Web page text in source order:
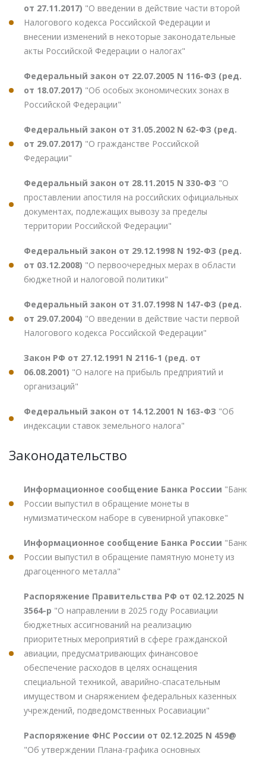
от 27.11.2017) "О введении в действие части второй
Налогового кодекса Российской Федерации и
внесении изменений в некоторые законодательные
акты Российской Федерации о налогах"
Федеральный закон от 22.07.2005 N 116-ФЗ (ред.
от 18.07.2017) "Об особых экономических зонах в
Российской Федерации"
Федеральный закон от 31.05.2002 N 62-ФЗ (ред.
от 29.07.2017) "О гражданстве Российской
Федерации"
Федеральный закон от 28.11.2015 N 330-ФЗ "О
проставлении апостиля на российских официальных
документах, подлежащих вывозу за пределы
территории Российской Федерации"
Федеральный закон от 29.12.1998 N 192-ФЗ (ред.
от 03.12.2008) "О первоочередных мерах в области
бюджетной и налоговой политики"
Федеральный закон от 31.07.1998 N 147-ФЗ (ред.
от 29.07.2004) "О введении в действие части первой
Налогового кодекса Российской Федерации"
Закон РФ от 27.12.1991 N 2116-1 (ред. от
06.08.2001) "О налоге на прибыль предприятий и
организаций"
Федеральный закон от 14.12.2001 N 163-ФЗ "Об
индексации ставок земельного налога"
Законодательство
Информационное сообщение Банка России "Банк
России выпустил в обращение монеты в
нумизматическом наборе в сувенирной упаковке"
Информационное сообщение Банка России "Банк
России выпустил в обращение памятную монету из
драгоценного металла"
Распоряжение Правительства РФ от 02.12.2025 N
3564-р "О направлении в 2025 году Росавиации
бюджетных ассигнований на реализацию
приоритетных мероприятий в сфере гражданской
авиации, предусматривающих финансовое
обеспечение расходов в целях оснащения
специальной техникой, аварийно-спасательным
имуществом и снаряжением федеральных казенных
учреждений, подведомственных Росавиации"
Распоряжение ФНС России от 02.12.2025 N 459@
"Об утверждении Плана-графика основных